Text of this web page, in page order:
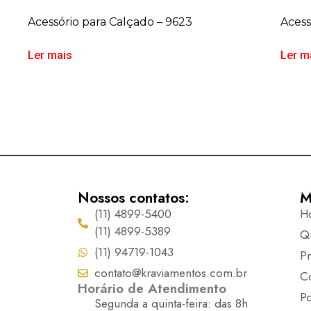
Acessório para Calçado – 9623
Ler mais Ler
Nossos contatos:
(11) 4899-5400
(11) 4899-5389
(11) 94719-1043
contato@kraviamentos.com.br
Horário de Atendimento
Segunda a quinta-feira: das 8h